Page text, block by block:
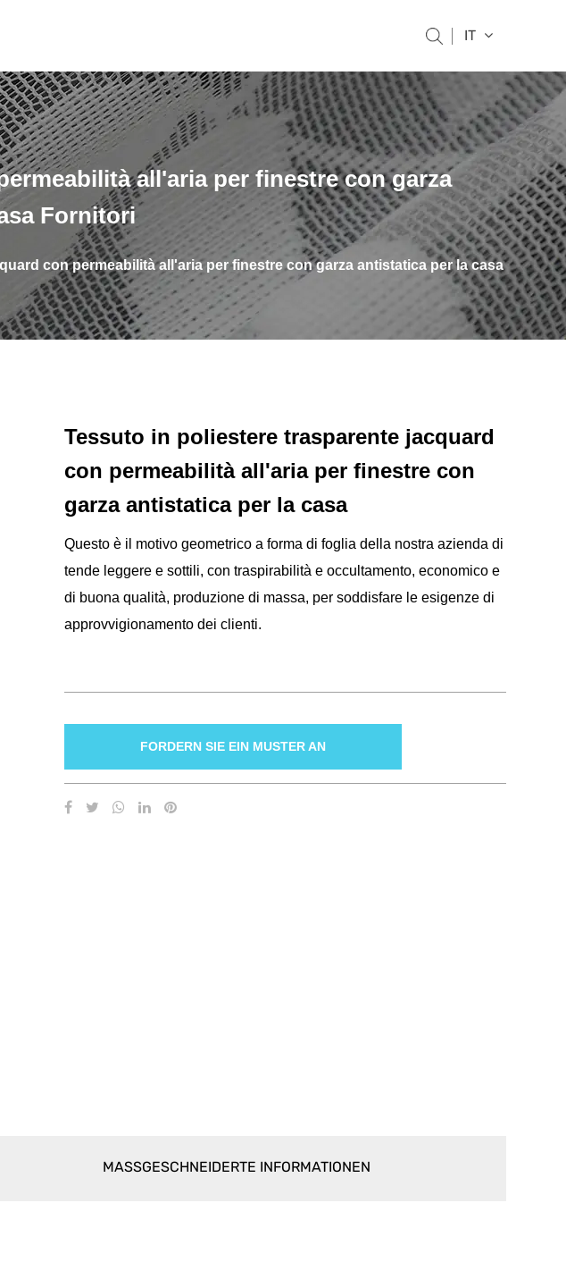
IT
all'aria per finestre con garza
Fornitori
con permeabilità all'aria per finestre con garza antistatica per la casa
Tessuto in poliestere trasparente jacquard
con permeabilità all'aria per finestre con
garza antistatica per la casa
Questo è il motivo geometrico a forma di foglia della nostra azienda di
tende leggere e sottili, con traspirabilità e occultamento, economico e
di buona qualità, produzione di massa, per soddisfare le esigenze di
approvvigionamento dei clienti.
FORDERN SIE EIN MUSTER AN
MASSGESCHNEIDERTE INFORMATIONEN